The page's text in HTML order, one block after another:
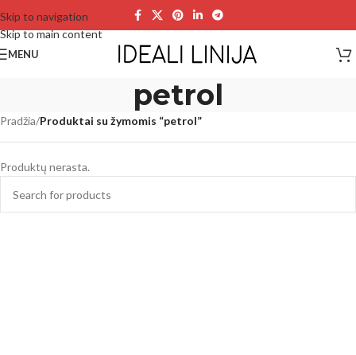
Skip to navigation
Skip to main content
MENU
petrol
Pradžia/Produktai su žymomis “petrol”
Produktų nerasta.